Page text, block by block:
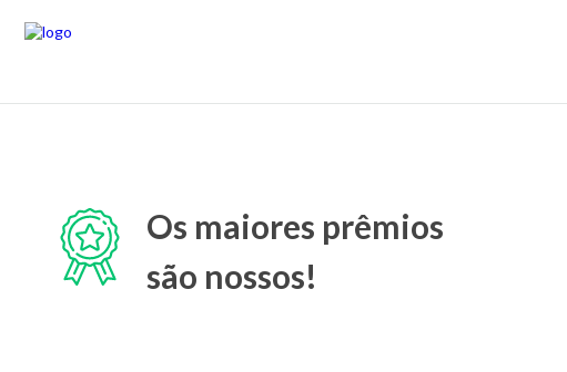
Os maiores prêmios
são nossos!